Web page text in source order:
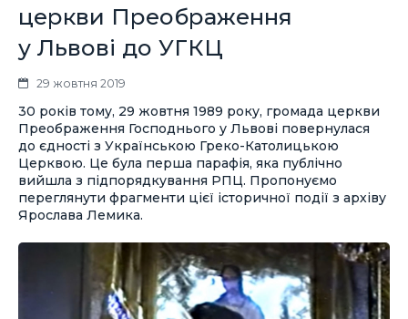
церкви Преображення
у Львові до УГКЦ
29 жовтня 2019
30 років тому, 29 жовтня 1989 року, громада церкви
Преображення Господнього у Львові повернулася
до єдності з Українською Греко-Католицькою
Церквою. Це була перша парафія, яка публічно
вийшла з підпорядкування РПЦ. Пропонуємо
переглянути фрагменти цієї історичної події з архіву
Ярослава Лемика.